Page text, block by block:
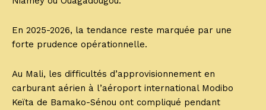
En 2025-2026, la tendance reste marquée par une
forte prudence opérationnelle.
Au Mali, les difficultés d’approvisionnement en
carburant aérien à l’aéroport international Modibo
Keïta de Bamako-Sénou ont compliqué pendant